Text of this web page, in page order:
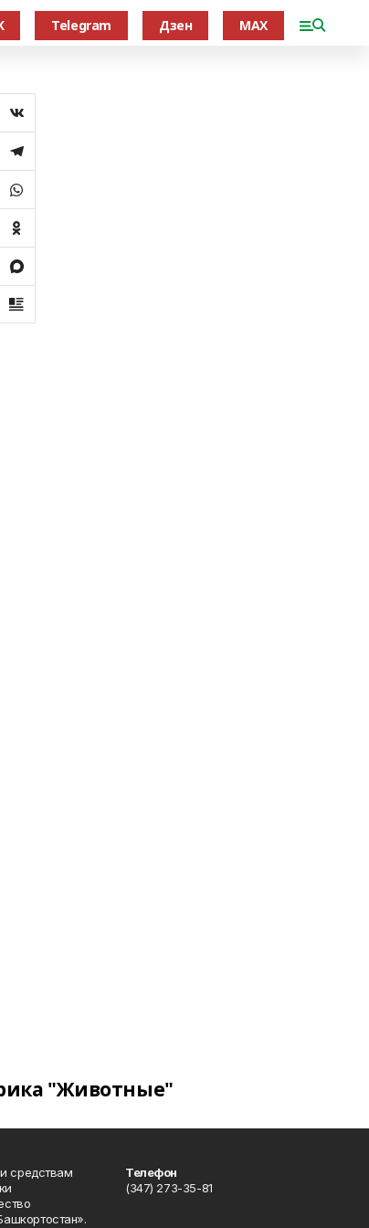
Telegram Дзен MAX
"Животные"
и средствам
Телефон
(347) 273-35-81